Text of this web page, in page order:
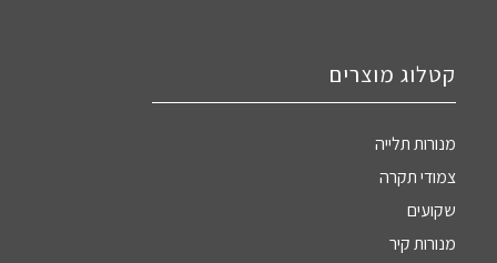
קטלוג מוצרים
מנורות תלייה
צמודי תקרה
שקועים
מנורות קיר